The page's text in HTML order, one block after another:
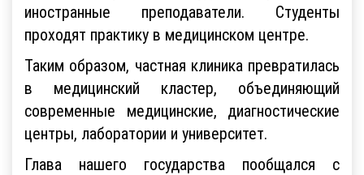
иностранные преподаватели. Студенты
проходят практику в медицинском центре.
Таким образом, частная клиника превратилась
в медицинский кластер, объединяющий
современные медицинские, диагностические
центры, лаборатории и университет.
Глава нашего государства пообщался с